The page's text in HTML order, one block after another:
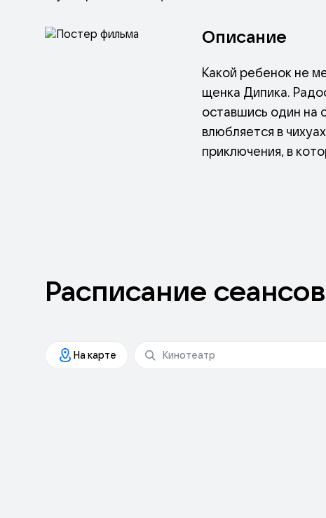
Описание
Какой ребенок не
щенка Дипика.
оставшись один на
влюбляется в
приключения, в
Расписание сеансов
На карте